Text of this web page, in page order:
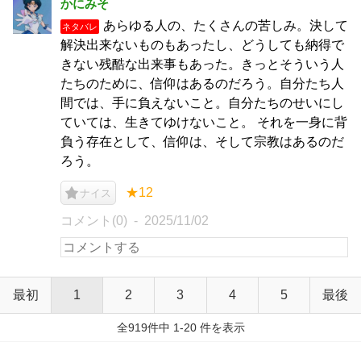
かにみそ
ネタバレ
あらゆる人の、たくさんの苦しみ。決して
解決出来ないものもあったし、どうしても納得で
きない残酷な出来事もあった。きっとそういう人
たちのために、信仰はあるのだろう。自分たち人
間では、手に負えないこと。自分たちのせいにし
ていては、生きてゆけないこと。 それを一身に背
負う存在として、信仰は、そして宗教はあるのだ
ろう。
ナイス ★12
コメント(0) 2025/11/02
最初 1 2 3 4 5 最後
全919件中 1-20 件を表示